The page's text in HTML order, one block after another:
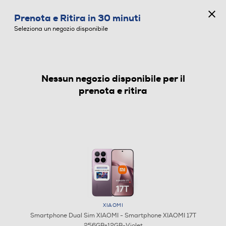
SMARTPHONE DUAL SIM
Prenota e Ritira in 30 minuti
Seleziona un negozio disponibile
Nessun negozio disponibile per il
prenota e ritira
XIAOMI
Smartphone Dual Sim XIAOMI - Smartphone XIAOMI 17T